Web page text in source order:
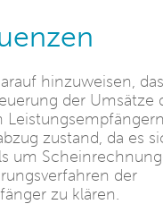
hinzuweisen,
der Umsätze
zustand, da es
um
der
zu klären.